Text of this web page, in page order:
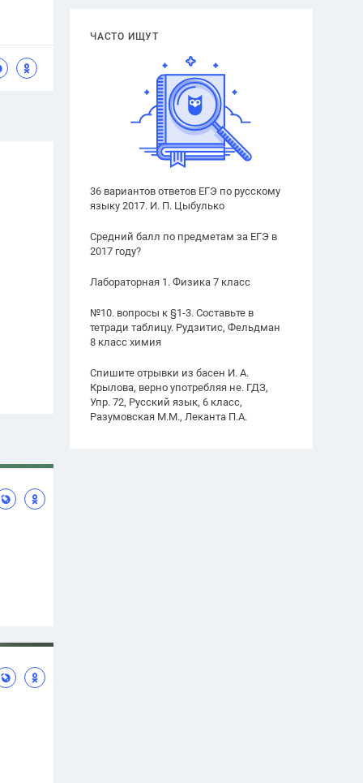
ЧАСТО ИЩУТ
36 вариантов ответов ЕГЭ по русскому
языку 2017. И. П. Цыбулько
Средний балл по предметам за ЕГЭ в
2017 году?
Лабораторная 1. Физика 7 класс
№10. вопросы к §1-3. Составьте в
тетради таблицу. Рудзитис, Фельдман
8 класс химия
Спишите отрывки из басен И. А.
Крылова, верно употребляя не. ГДЗ,
Упр. 72, Русский язык, 6 класс,
Разумовская М.М., Леканта П.А.